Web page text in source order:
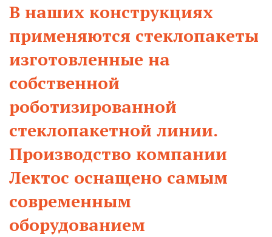
В наших конструкция­­х
применяются стеклопакеты
изготовленные на
собственной
роботизированной
стеклопакетной линии.
Производство компании
Лектос оснащено самым
современным
оборудованием